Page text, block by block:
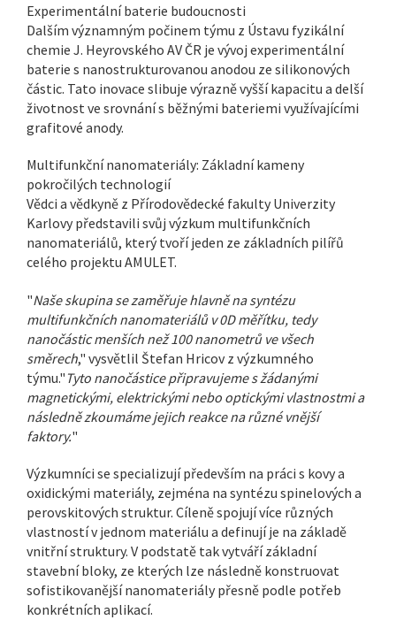
Experimentální baterie budoucnosti
Dalším významným počinem týmu z Ústavu fyzikální
chemie J. Heyrovského AV ČR je vývoj experimentální
baterie s nanostrukturovanou anodou ze silikonových
částic. Tato inovace slibuje výrazně vyšší kapacitu a delší
životnost ve srovnání s běžnými bateriemi využívajícími
grafitové anody.
Multifunkční nanomateriály: Základní kameny
pokročilých technologií
Vědci a vědkyně z Přírodovědecké fakulty Univerzity
Karlovy představili svůj výzkum multifunkčních
nanomateriálů, který tvoří jeden ze základních pilířů
celého projektu AMULET.
"Naše skupina se zaměřuje hlavně na syntézu
multifunkčních nanomateriálů v 0D měřítku, tedy
nanočástic menších než 100 nanometrů ve všech
směrech," vysvětlil Štefan Hricov z výzkumného
týmu." Tyto nanočástice připravujeme s žádanými
magnetickými, elektrickými nebo optickými vlastnostmi a
následně zkoumáme jejich reakce na různé vnější
faktory."
Výzkumníci se specializují především na práci s kovy a
oxidickými materiály, zejména na syntézu spinelových a
perovskitových struktur. Cíleně spojují více různých
vlastností v jednom materiálu a definují je na základě
vnitřní struktury. V podstatě tak vytváří základní
stavební bloky, ze kterých lze následně konstruovat
sofistikovanější nanomateriály přesně podle potřeb
konkrétních aplikací.